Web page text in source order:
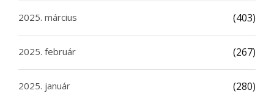
2025. március (403)
2025. február (267)
2025. január (280)